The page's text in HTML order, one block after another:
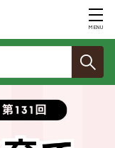
MENU